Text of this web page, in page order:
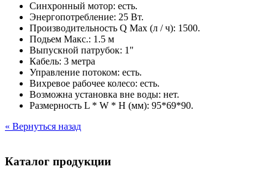
Синхронный мотор: есть.
Энергопотребление: 25 Вт.
Производительность Q Max (л / ч): 1500.
Подьем Макс.: 1.5 м
Выпускной патрубок: 1"
Кабель: 3 метра
Управление потоком: есть.
Вихревое рабочее колесо: есть.
Возможна установка вне воды: нет.
Размерность L * W * H (мм): 95*69*90.
« Вернуться назад
Каталог продукции